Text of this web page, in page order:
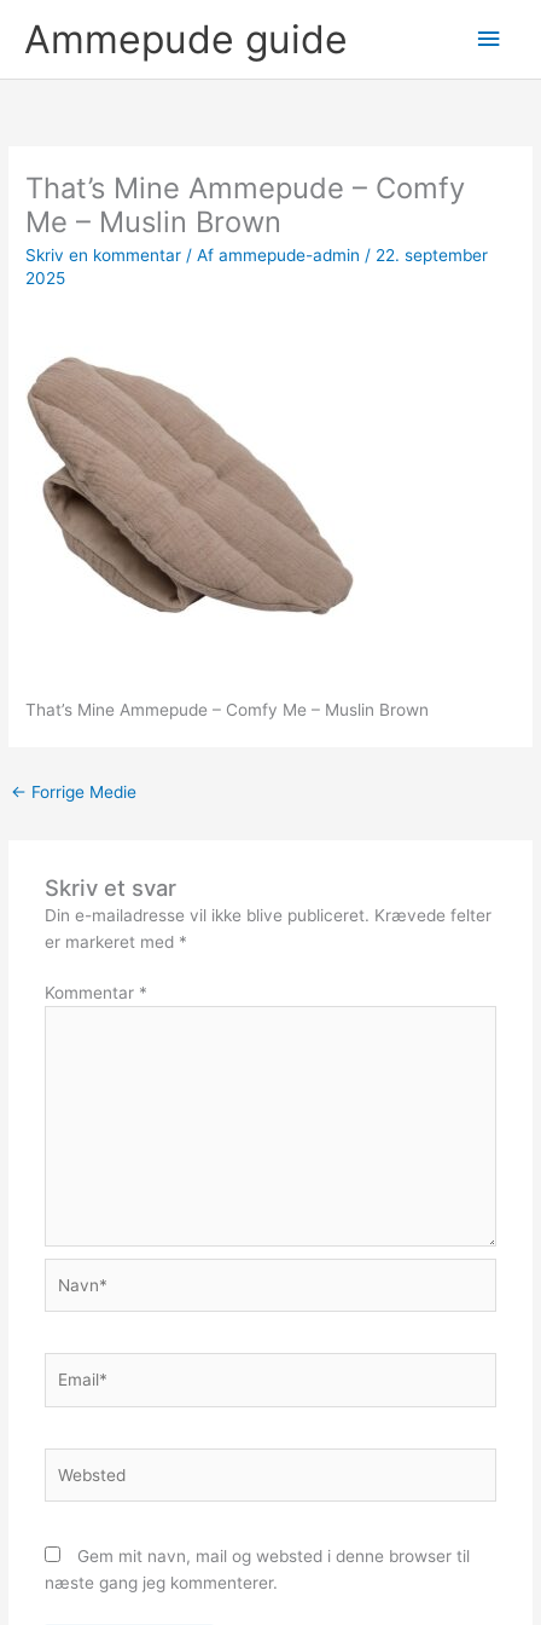
Ammepude guide
That’s Mine Ammepude – Comfy
Me – Muslin Brown
Skriv en kommentar / Afammepude-admin/ 22. september
2025
That’s Mine Ammepude – Comfy Me – Muslin Brown
← Forrige Medie
Skriv et svar
Din e-mailadresse vil ikke blive publiceret. Krævede felter
er markeret med *
Kommentar *
Gem mit navn, mail og websted i denne browser til
næste gang jeg kommenterer.